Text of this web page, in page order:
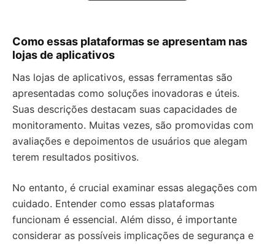
Como essas plataformas se apresentam nas
lojas de aplicativos
Nas lojas de aplicativos, essas ferramentas são
apresentadas como soluções inovadoras e úteis.
Suas descrições destacam suas capacidades de
monitoramento. Muitas vezes, são promovidas com
avaliações e depoimentos de usuários que alegam
terem resultados positivos.
No entanto, é crucial examinar essas alegações com
cuidado. Entender como essas plataformas
funcionam é essencial. Além disso, é importante
considerar as possíveis implicações de segurança e